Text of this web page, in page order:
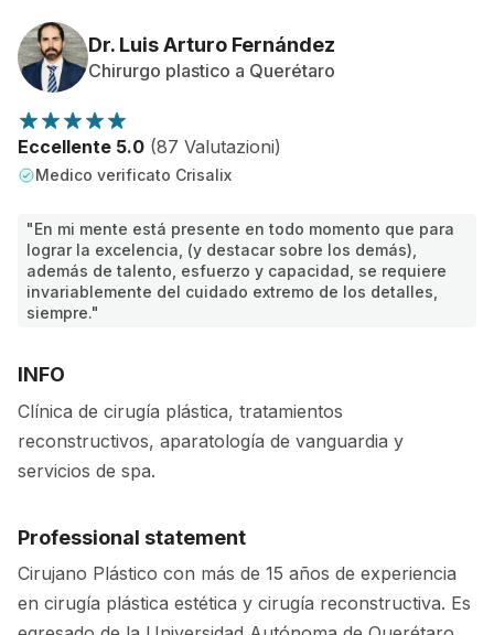
Recensioni dei pazienti
Dr. Luis Arturo Fernández
Chirurgo plastico a Querétaro
Eccellente 5.0 (87 Valutazioni)
Medico verificato Crisalix
"En mi mente está presente en todo momento que para
lograr la excelencia, (y destacar sobre los demás),
además de talento, esfuerzo y capacidad, se requiere
invariablemente del cuidado extremo de los detalles,
siempre."
INFO
Clínica de cirugía plástica, tratamientos
reconstructivos, aparatología de vanguardia y
servicios de spa.
Professional statement
Cirujano Plástico con más de 15 años de experiencia
en cirugía plástica estética y cirugía reconstructiva. Es